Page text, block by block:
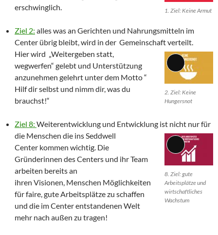
1. Ziel: Keine Armut
erschwinglich.
Ziel 2: alles was an Gerichten und Nahrungsmitteln im
Center übrig bleibt, wird in der Gemeinschaft verteilt.
Lange
2. Ziel: Keine
Hungersnot
Hier wird „Weitergeben statt,
wegwerfen“ gelebt und Unterstützung
anzunehmen gelehrt unter dem Motto “
Hilf dir selbst und nimm dir, was du
brauchst!“
Ziel 8: Weiterentwicklung und Entwicklung ist nicht nur für
die Menschen die ins Seddwell
Lange
8. Ziel: gute
Arbeitsplätze und
wirtschaftliches
Wachstum
Center kommen wichtig. Die
Gründerinnen des Centers und ihr Team
arbeiten bereits an
ihren Visionen, Menschen Möglichkeiten
für faire, gute Arbeitsplätze zu schaffen
und die im Center entstandenen Welt
mehr nach außen zu tragen!